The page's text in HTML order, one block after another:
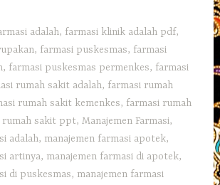
adalah, farmasi klinik adalah pdf,
, farmasi puskesmas, farmasi
, farmasi puskesmas permenkes, farmasi
rumah sakit adalah, farmasi rumah
rumah sakit kemenkes, farmasi rumah
rumah sakit ppt,Manajemen Farmasi,
adalah, manajemen farmasi apotek,
artinya, manajemen farmasi di apotek,
di puskesmas, manajemen farmasi